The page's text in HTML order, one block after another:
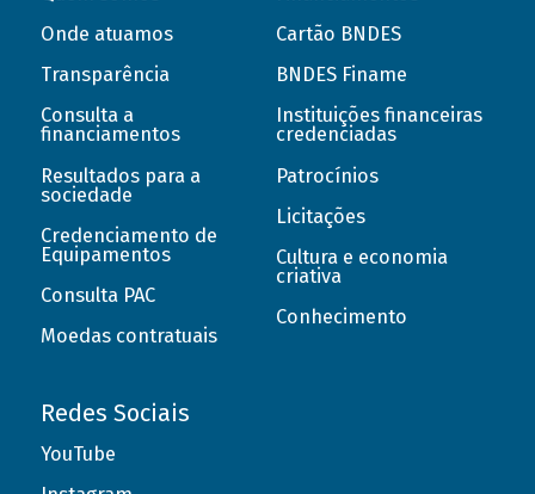
Onde atuamos
Transparência
Consulta a
financiamentos
Resultados para a
sociedade
Credenciamento de
Equipamentos
Consulta PAC
Moedas contratuais
Cartão BNDES
BNDES Finame
Instituições financeiras
credenciadas
Patrocínios
Licitações
Cultura e economia
criativa
Conhecimento
Redes Sociais
YouTube